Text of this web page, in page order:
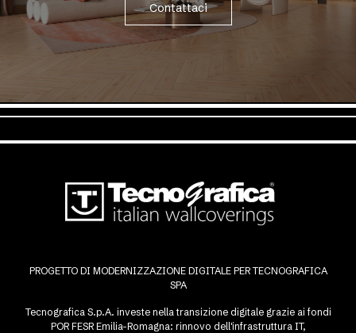
Contattaci
PROGETTO DI MODERNIZZAZIONE DIGITALE PER TECNOGRAFICA
SPA
Tecnografica S.p.A. investe nella transizione digitale grazie ai fondi
POR FESR Emilia-Romagna: rinnovo dell'infrastruttura IT,